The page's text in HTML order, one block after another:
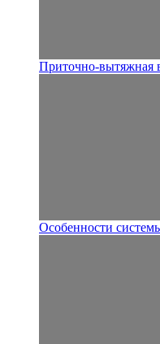
Приточно-вытяжная
Особенности